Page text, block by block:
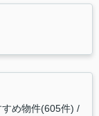
め物件(605件)